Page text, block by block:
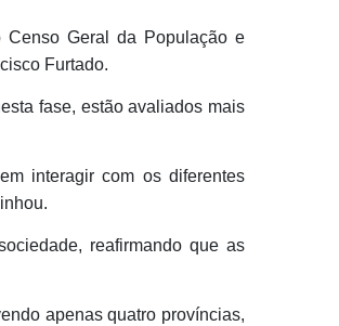
Geral da População e
Furtado.
fase, estão avaliados mais
interagir com os diferentes
reafirmando que as
apenas quatro províncias,